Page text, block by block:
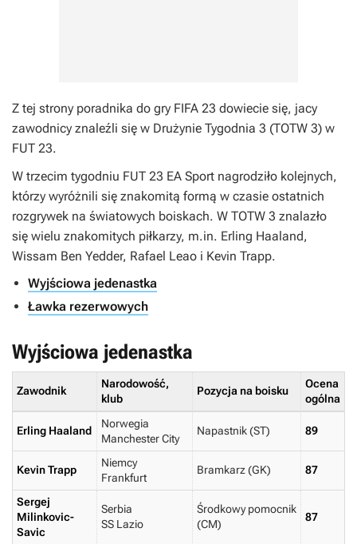
Z tej strony poradnika do gry FIFA 23 dowiecie się, jacy
zawodnicy znaleźli się w Drużynie Tygodnia 3 (TOTW 3) w
FUT 23.
W trzecim tygodniu FUT 23 EA Sport nagrodziło kolejnych,
którzy wyróżnili się znakomitą formą w czasie ostatnich
rozgrywek na światowych boiskach. W TOTW 3 znalazło
się wielu znakomitych piłkarzy, m.in. Erling Haaland,
Wissam Ben Yedder, Rafael Leao i Kevin Trapp.
Wyjściowa jedenastka
Ławka rezerwowych
Wyjściowa jedenastka
Zawodnik
Narodowość,
klub
Pozycja na boisku
Ocena
ogólna
Erling Haaland
Norwegia
Manchester City
Napastnik (ST) 89
Kevin Trapp
Niemcy
Frankfurt
Bramkarz (GK) 87
Sergej
Milinkovic-
Savic
Serbia
SS Lazio
Środkowy pomocnik
(CM)
87